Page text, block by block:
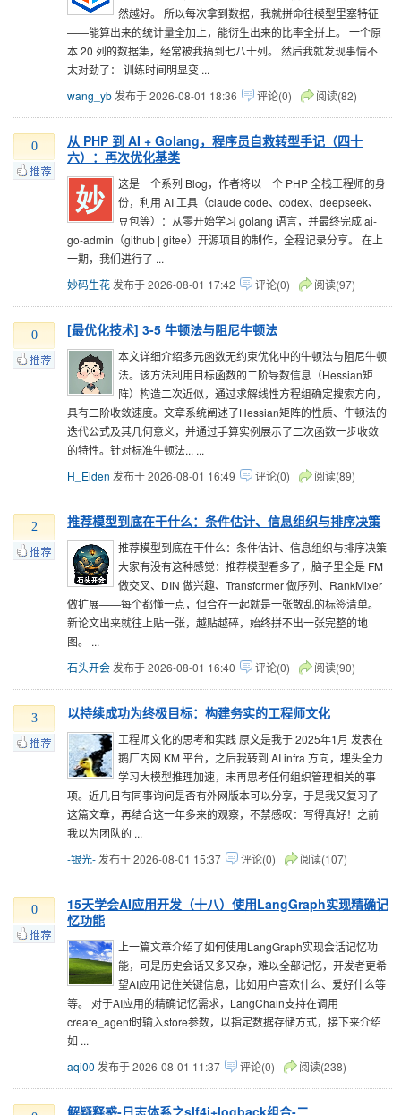
然越好。 所以每次拿到数据，我就拼命往模型里塞特征
——能算出来的统计量全加上，能衍生出来的比率全拼上。 一个原
本 20 列的数据集，经常被我搞到七八十列。 然后我就发现事情不
太对劲了： 训练时间明显变 ...
wang_yb 发布于 2026-08-01 18:36 评论(0) 阅读(82)
0
从 PHP 到 AI + Golang，程序员自救转型手记（四十
六）：再次优化基类
这是一个系列 Blog，作者将以一个 PHP 全栈工程师的身
份，利用 AI 工具（claude code、codex、deepseek、
豆包等）：从零开始学习 golang 语言，并最终完成 ai-
go-admin（github | gitee）开源项目的制作，全程记录分享。 在上
一期，我们进行了 ...
妙码生花 发布于 2026-08-01 17:42 评论(0) 阅读(97)
0 [最优化技术] 3-5 牛顿法与阻尼牛顿法
本文详细介绍多元函数无约束优化中的牛顿法与阻尼牛顿
法。该方法利用目标函数的二阶导数信息（Hessian矩
阵）构造二次近似，通过求解线性方程组确定搜索方向，
具有二阶收敛速度。文章系统阐述了Hessian矩阵的性质、牛顿法的
迭代公式及其几何意义，并通过手算实例展示了二次函数一步收敛
的特性。针对标准牛顿法... ...
H_Elden 发布于 2026-08-01 16:49 评论(0) 阅读(89)
2 推荐模型到底在干什么：条件估计、信息组织与排序决策
推荐模型到底在干什么：条件估计、信息组织与排序决策
大家有没有这种感觉：推荐模型看多了，脑子里全是 FM
做交叉、DIN 做兴趣、Transformer 做序列、RankMixer
做扩展——每个都懂一点，但合在一起就是一张散乱的标签清单。
新论文出来就往上贴一张，越贴越碎，始终拼不出一张完整的地
图。 ...
石头开会 发布于 2026-08-01 16:40 评论(0) 阅读(90)
3 以持续成功为终极目标：构建务实的工程师文化
工程师文化的思考和实践 原文是我于 2025年1月 发表在
鹅厂内网 KM 平台，之后我转到 AI infra 方向，埋头全力
学习大模型推理加速，未再思考任何组织管理相关的事
项。近几日有同事询问是否有外网版本可以分享，于是我又复习了
这篇文章，再结合这一年多来的观察，不禁感叹：写得真好！之前
我以为团队的 ...
-银光- 发布于 2026-08-01 15:37 评论(0) 阅读(107)
0
15天学会AI应用开发（十八）使用LangGraph实现精确记
忆功能
​上一篇文章介绍了如何使用LangGraph实现会话记忆功
能，可是历史会话又多又杂，难以全部记忆，开发者更希
望AI应用记住关键信息，比如用户喜欢什么、爱好什么等
等。 对于AI应用的精确记忆需求，LangChain支持在调用
create_agent时输入store参数，以指定数据存储方式，接下来介绍
如 ...
aqi00 发布于 2026-08-01 11:37 评论(0) 阅读(238)
解疑释惑-日志体系之slf4j+logback组合-二